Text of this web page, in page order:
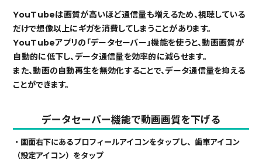
YouTubeは画質が高いほど通信量も増えるため、視聴している
だけで想像以上にギガを消費してしまうことがあります。
YouTubeアプリの「データセーバー」機能を使うと、動画画質が
自動的に低下し、データ通信量を効率的に減らせます。
また、動画の自動再生を無効化することで、データ通信量を抑える
ことができます。
データセーバー機能で動画画質を下げる
・画面右下にあるプロフィールアイコンをタップし、歯車アイコン
（設定アイコン）をタップ